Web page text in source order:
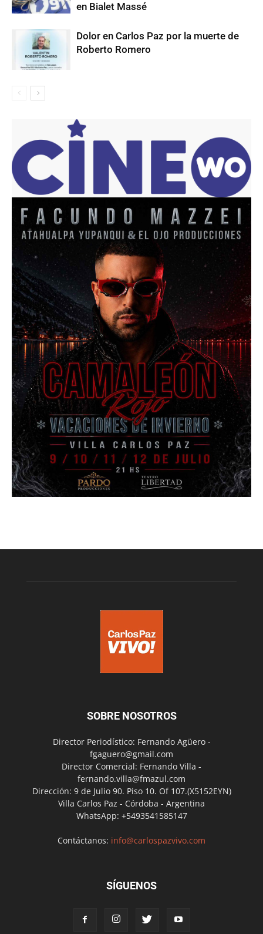
en Bialet Massé
Dolor en Carlos Paz por la muerte de
Roberto Romero
SOBRE NOSOTROS
Director Periodístico: Fernando Agüero -
fgaguero@gmail.com
Director Comercial: Fernando Villa -
fernando.villa@fmazul.com
Dirección: 9 de Julio 90. Piso 10. Of 107.(X5152EYN)
Villa Carlos Paz - Córdoba - Argentina
WhatsApp: +5493541585147
Contáctanos: info@carlospazvivo.com
SÍGUENOS